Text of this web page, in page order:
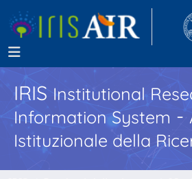
IRISInstitutional
Information System -
Istituzionale della